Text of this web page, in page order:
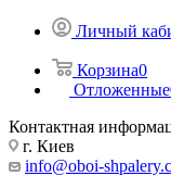
Личный
Корзина0
Отложенные
Контактная
г. Киев
info@oboi-